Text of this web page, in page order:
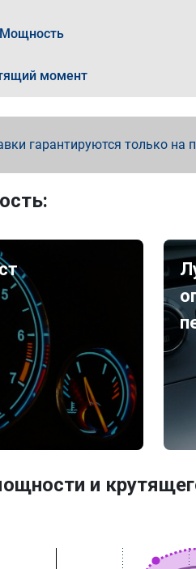
Мощность
момент
гарантируются только
и